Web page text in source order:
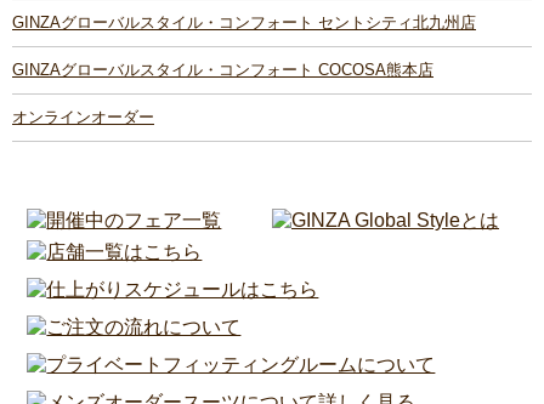
GINZAグローバルスタイル・コンフォート セントシティ北九州店
GINZAグローバルスタイル・コンフォート COCOSA熊本店
オンラインオーダー